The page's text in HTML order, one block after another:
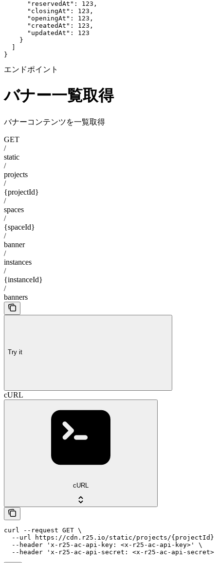
      "reservedAt": 123,
      "closingAt": 123,
      "openingAt": 123,
      "createdAt": 123,
      "updatedAt": 123
    }
}
エンドポイント
バナー一覧取得
バナーコンテンツを一覧取得
GET
/
static
/
projects
/
{projectId}
/
spaces
/
{spaceId}
/
banner
/
instances
/
{instanceId}
/
banners
Try it
cURL
cURL
curl --request GET \
--url https://cdn.r25.io/static/projects/
  --header 'x-r25-ac-api-key: <x-r25-ac-api-key>' \
  --header 'x-r25-ac-api-secret: <x-r25-ac-api-secret>'